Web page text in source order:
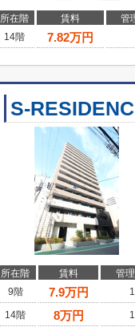
所在階 賃料
管
14階
7.82万円
S-
所在階 賃料
管
9階
7.9万円
14階 8万円